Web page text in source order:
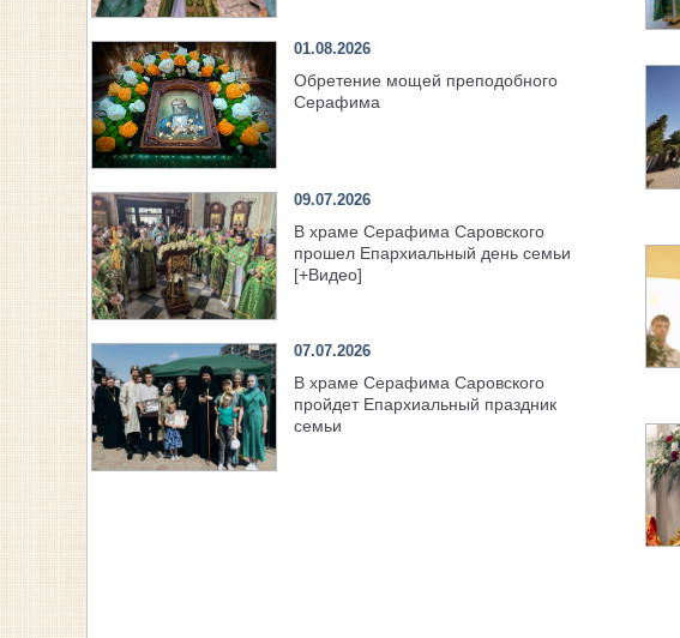
01.08.2026
Обретение мощей преподобного
Серафима
09.07.2026
В храме Серафима Саровского
прошел Епархиальный день семьи
[+Видео]
07.07.2026
В храме Серафима Саровского
пройдет Епархиальный праздник
семьи